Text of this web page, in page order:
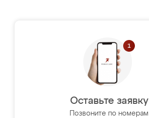
Оставьте заявку
Позвоните по номерам